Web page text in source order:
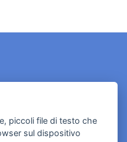
piccoli file di testo che
sul dispositivo